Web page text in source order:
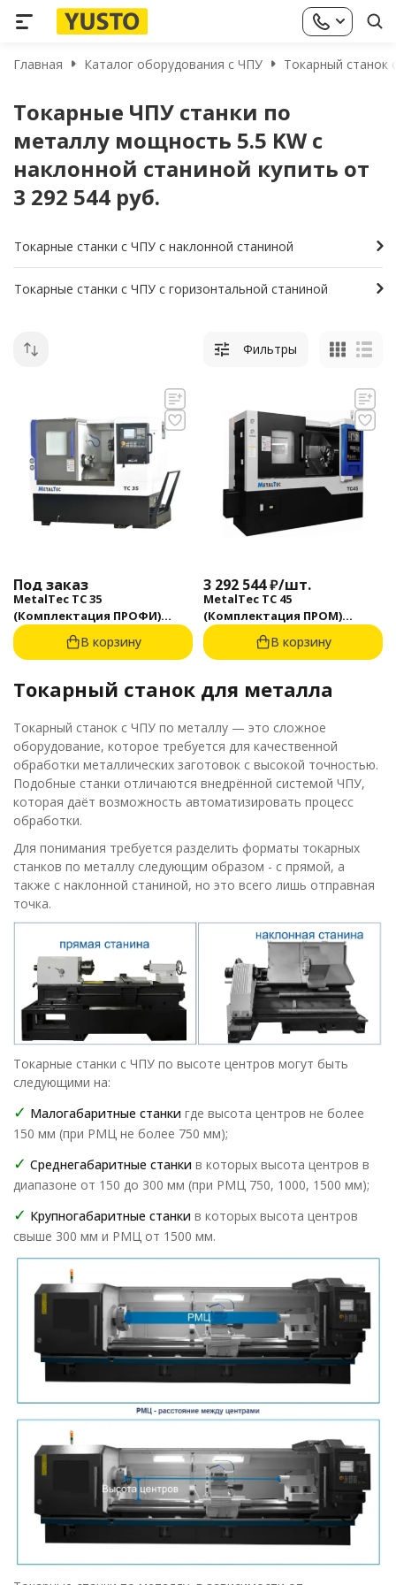
Главная Каталог оборудования с ЧПУ Токарный станок
Токарные ЧПУ станки по
металлу мощность 5.5 KW с
наклонной станиной купить от
3 292 544 руб.
Токарные станки с ЧПУ с наклонной станиной
Токарные станки с ЧПУ с горизонтальной станиной
Фильтры
Под заказ
MetalTec TC 35
(Комплектация ПРОФИ)
токарный станок с ЧПУ с
наклонной станиной
В корзину
3 292 544₽/шт.
MetalTec ТС 45
(Комплектация ПРОМ)
токарный станок с ЧПУ с
наклонной станиной
В корзину
Токарный станок для металла
Токарный станок с ЧПУ по металлу — это сложное
оборудование, которое требуется для качественной
обработки металлических заготовок с высокой точностью.
Подобные станки отличаются внедрённой системой ЧПУ,
которая даёт возможность автоматизировать процесс
обработки.
Для понимания требуется разделить форматы токарных
станков по металлу следующим образом - с прямой, а
также с наклонной станиной, но это всего лишь отправная
точка.
Токарные станки с ЧПУ по высоте центров могут быть
следующими на:
✓ Малогабаритные станки где высота центров не более
150 мм (при РМЦ не более 750 мм);
✓ Среднегабаритные станки в которых высота центров в
диапазоне от 150 до 300 мм (при РМЦ 750, 1000, 1500 мм);
✓ Крупногабаритные станки в которых высота центров
свыше 300 мм и РМЦ от 1500 мм.